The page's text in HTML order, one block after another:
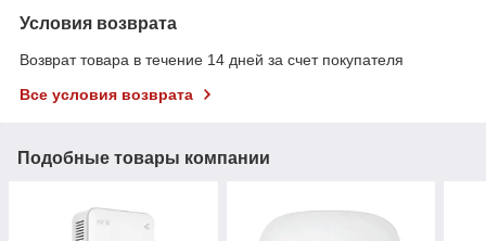
Условия возврата
Возврат товара в течение 14 дней за счет покупателя
Все условия возврата
Подобные товары компании